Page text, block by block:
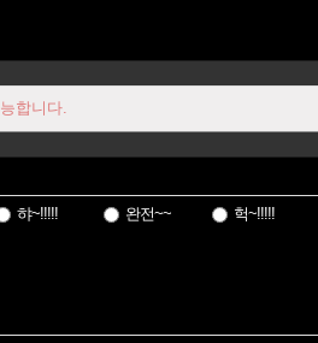
합니다.
햐~!!!!! 완전~~ 헉~!!!!!